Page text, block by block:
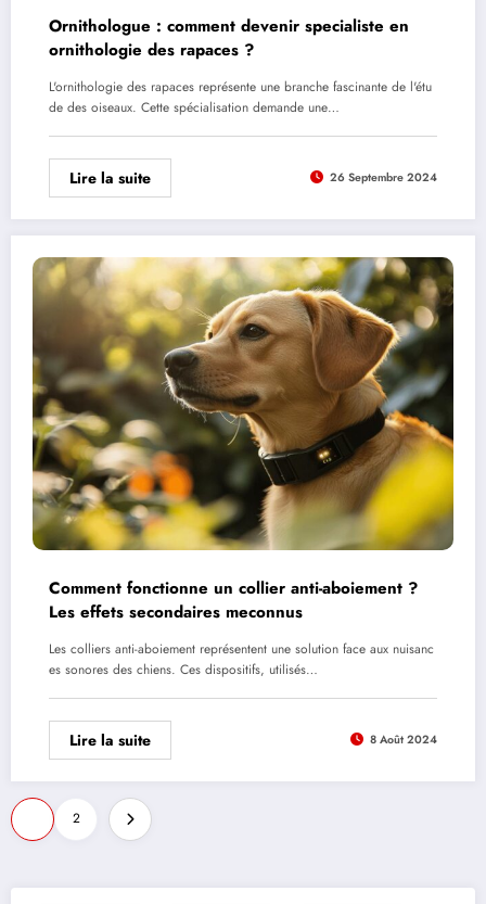
Ornithologue : comment devenir specialiste en
ornithologie des rapaces ?
L'ornithologie des rapaces représente une branche fascinante de l'étu
de des oiseaux. Cette spécialisation demande une…
Lire la suite 26 Septembre 2024
Comment fonctionne un collier anti-aboiement ?
Les effets secondaires meconnus
Les colliers anti-aboiement représentent une solution face aux nuisanc
es sonores des chiens. Ces dispositifs, utilisés…
Lire la suite 8 Août 2024
Pagination
des
publications
2